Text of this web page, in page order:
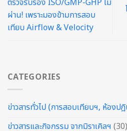
ตรวจรับรอง ISO/GMP-GHP ไม่
ผ่าน! เพราะมองข้ามการสอบ
เทียบ Airflow & Velocity
CATEGORIES
ข่าวสารทั่วไป (การสอบเทียบฯ, ห้องป
ข่าวสารและกิจกรรม จากมิราเคิลฯ (30)